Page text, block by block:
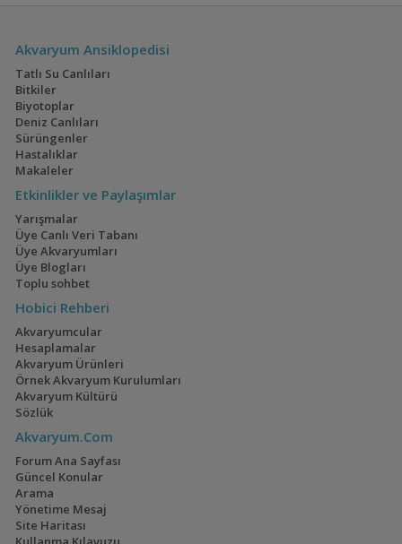
Ateşağız
Mavi Melek Karides
Cyrtocara Moorii
Geophagus Tapajos
Akvaryum Ansiklopedisi
Tatlı Su Canlıları
Bitkiler
Biyotoplar
Deniz Canlıları
Sürüngenler
Hastalıklar
Makaleler
Etkinlikler ve Paylaşımlar
Yarışmalar
Üye Canlı Veri Tabanı
Üye Akvaryumları
Üye Blogları
Toplu sohbet
Hobici Rehberi
Akvaryumcular
Hesaplamalar
Akvaryum Ürünleri
Örnek Akvaryum Kurulumları
Akvaryum Kültürü
Sözlük
Akvaryum.Com
Forum Ana Sayfası
Güncel Konular
Arama
Yönetime Mesaj
Site Haritası